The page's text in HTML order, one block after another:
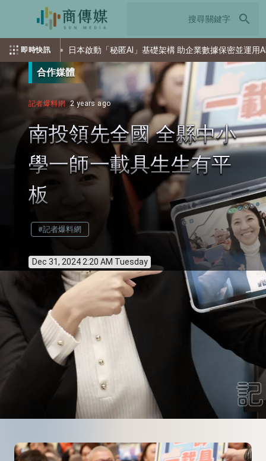
search
即時快訊
日本啟動「秘匿AI」基礎架構 助企業數據保密並運用AI 索
合作媒體
記者爆料網 2 years ago
南投領先全國 全縣中小
學一師一載具生生有平
板
#記者爆料網
Dec 31, 2024 2:20 AM Tuesday